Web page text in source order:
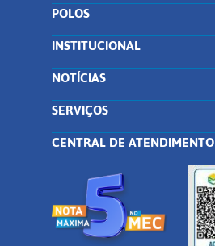
POLOS
INSTITUCIONAL
NOTÍCIAS
SERVIÇOS
CENTRAL DE ATENDIMENTO